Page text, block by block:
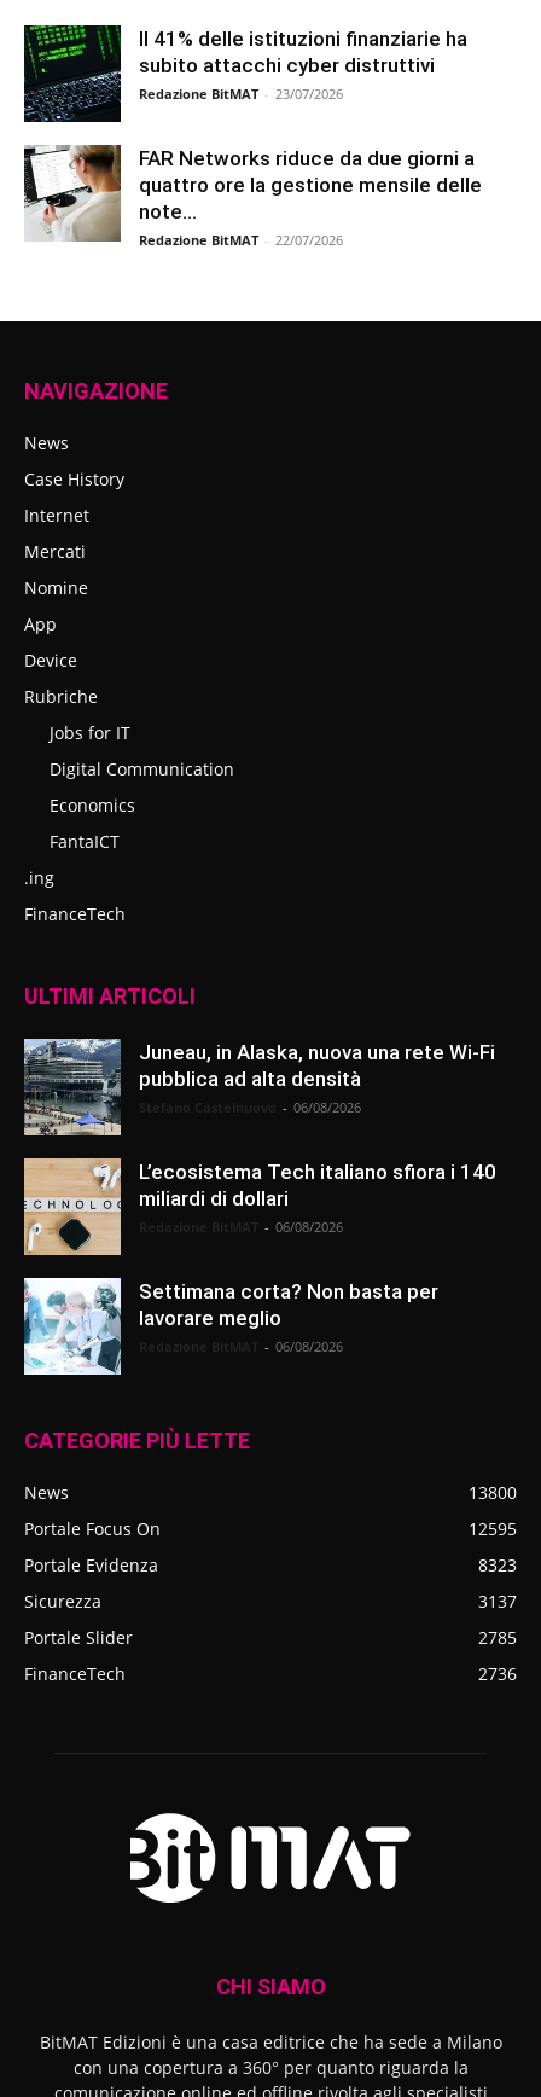
Il 41% delle istituzioni finanziarie ha
subito attacchi cyber distruttivi
Redazione BitMAT - 23/07/2026
FAR Networks riduce da due giorni a
quattro ore la gestione mensile delle
note...
Redazione BitMAT - 22/07/2026
NAVIGAZIONE
News
Case History
Internet
Mercati
Nomine
App
Device
Rubriche
Jobs for IT
Digital Communication
Economics
FantaICT
.ing
FinanceTech
ULTIMI ARTICOLI
Juneau, in Alaska, nuova una rete Wi-Fi
pubblica ad alta densità
- 06/08/2026
L’ecosistema Tech italiano sfiora i 140
miliardi di dollari
- 06/08/2026
Settimana corta? Non basta per
lavorare meglio
- 06/08/2026
CATEGORIE PIÙ LETTE
News
13800
Portale Focus On
12595
Portale Evidenza
8323
Sicurezza
3137
Portale Slider
2785
FinanceTech
2736
CHI SIAMO
BitMAT Edizioni è una casa editrice che ha sede a Milano
con una copertura a 360° per quanto riguarda la